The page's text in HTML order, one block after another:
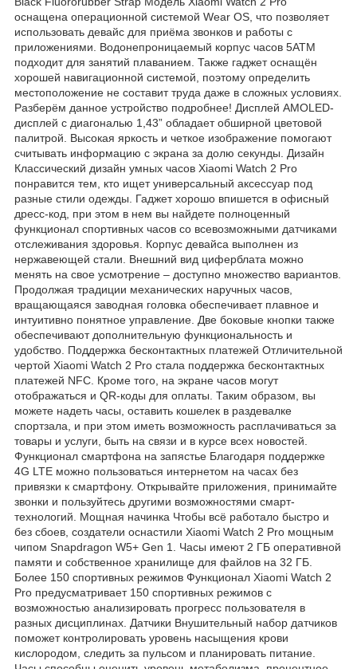
оснащена операционной системой Wear OS, что позволяет
использовать девайс для приёма звонков и работы с
приложениями. Водонепроницаемый корпус часов 5ATM
подходит для занятий плаванием. Также гаджет оснащён
хорошей навигационной системой, поэтому определить
местоположение не составит труда даже в сложных условиях.
Разберём данное устройство подробнее! Дисплей AMOLED-
дисплей с диагональю 1,43” обладает обширной цветовой
палитрой. Высокая яркость и четкое изображение помогают
считывать информацию с экрана за долю секунды. Дизайн
Классический дизайн умных часов Xiaomi Watch 2 Pro
понравится тем, кто ищет универсальный аксессуар под
разные стили одежды. Гаджет хорошо впишется в офисный
дресс-код, при этом в нем вы найдете полноценный
функционал спортивных часов со всевозможными датчиками
отслеживания здоровья. Корпус девайса выполнен из
нержавеющей стали. Внешний вид циферблата можно
менять на свое усмотрение – доступно множество вариантов.
Продолжая традиции механических наручных часов,
вращающаяся заводная головка обеспечивает плавное и
интуитивно понятное управление. Две боковые кнопки также
обеспечивают дополнительную функциональность и
удобство. Поддержка бесконтактных платежей Отличительной
чертой Xiaomi Watch 2 Pro стала поддержка бесконтактных
платежей NFC. Кроме того, на экране часов могут
отображаться и QR-коды для оплаты. Таким образом, вы
можете надеть часы, оставить кошелек в раздевалке
спортзала, и при этом иметь возможность расплачиваться за
товары и услуги, быть на связи и в курсе всех новостей.
Функционал смартфона на запястье Благодаря поддержке
4G LTE можно пользоваться интернетом на часах без
привязки к смартфону. Открывайте приложения, принимайте
звонки и пользуйтесь другими возможностями смарт-
технологий. Мощная начинка Чтобы всё работало быстро и
без сбоев, создатели оснастили Xiaomi Watch 2 Pro мощным
чипом Snapdragon W5+ Gen 1. Часы имеют 2 ГБ оперативной
памяти и собственное хранилище для файлов на 32 ГБ.
Более 150 спортивных режимов Функционал Xiaomi Watch 2
Pro предусматривает 150 спортивных режимов с
возможностью анализировать прогресс пользователя в
разных дисциплинах. Датчики Внушительный набор датчиков
поможет контролировать уровень насыщения крови
кислородом, следить за пульсом и планировать питание.